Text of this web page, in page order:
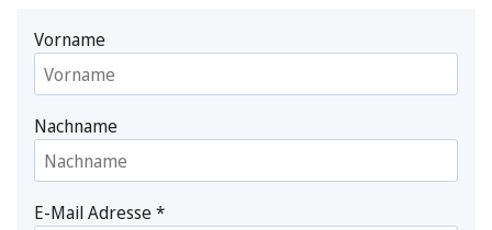
Vorname
Nachname
E-Mail Adresse*